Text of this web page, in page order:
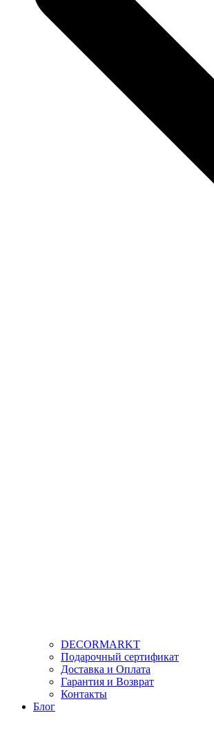
DECORMARKT
Подарочный сертификат
Доставка и Оплата
Гарантия и Возврат
Контакты
Блог